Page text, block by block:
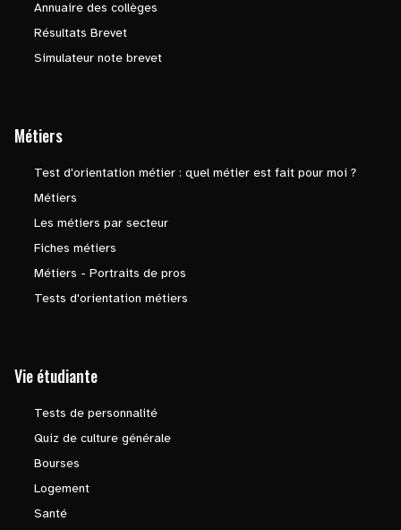
Annuaire des collèges
Résultats Brevet
Simulateur note brevet
Métiers
Test d'orientation métier : quel métier est fait pour moi ?
Métiers
Les métiers par secteur
Fiches métiers
Métiers - Portraits de pros
Tests d'orientation métiers
Vie étudiante
Tests de personnalité
Quiz de culture générale
Bourses
Logement
Santé